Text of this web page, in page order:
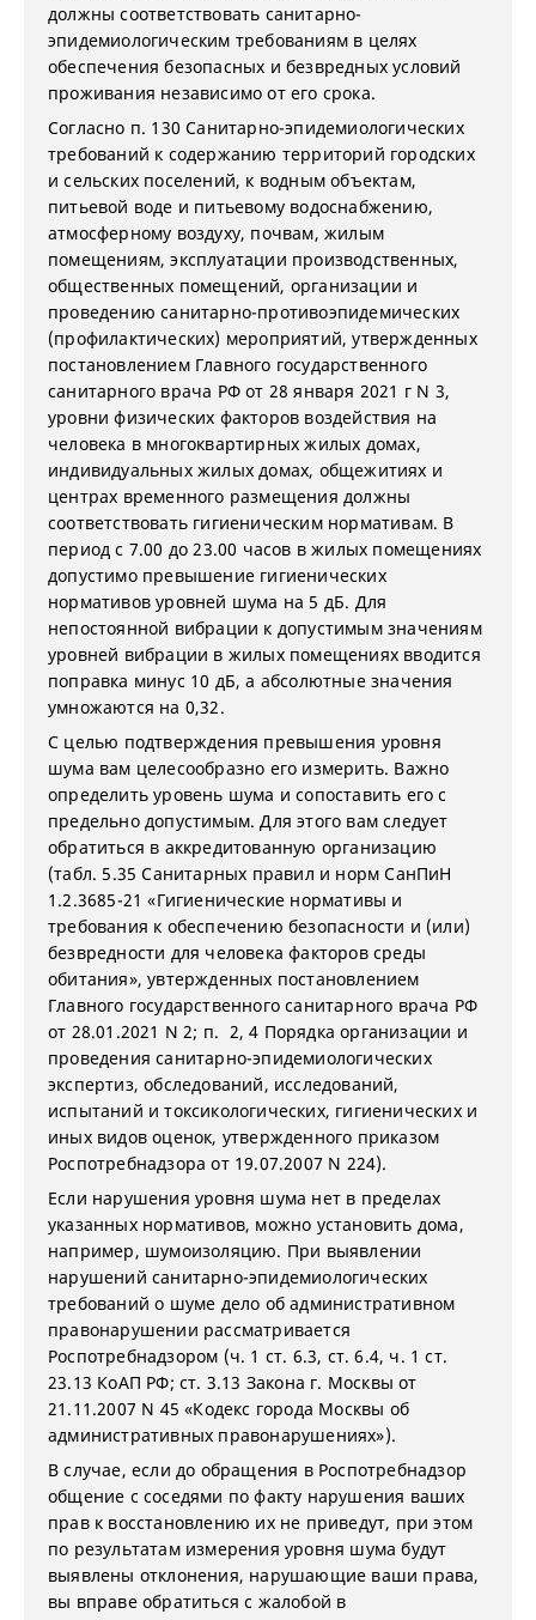
должны соответствовать санитарно-
эпидемиологическим требованиям в целях
обеспечения безопасных и безвредных условий
проживания независимо от его срока.
Согласно п. 130 Санитарно-эпидемиологических
требований к содержанию территорий городских
и сельских поселений, к водным объектам,
питьевой воде и питьевому водоснабжению,
атмосферному воздуху, почвам, жилым
помещениям, эксплуатации производственных,
общественных помещений, организации и
проведению санитарно-противоэпидемических
(профилактических) мероприятий, утвержденных
постановлением Главного государственного
санитарного врача РФ от 28 января 2021 г N 3,
уровни физических факторов воздействия на
человека в многоквартирных жилых домах,
индивидуальных жилых домах, общежитиях и
центрах временного размещения должны
соответствовать гигиеническим нормативам. В
период с 7.00 до 23.00 часов в жилых помещениях
допустимо превышение гигиенических
нормативов уровней шума на 5 дБ. Для
непостоянной вибрации к допустимым значениям
уровней вибрации в жилых помещениях вводится
поправка минус 10 дБ, а абсолютные значения
умножаются на 0,32.
С целью подтверждения превышения уровня
шума вам целесообразно его измерить. Важно
определить уровень шума и сопоставить его с
предельно допустимым. Для этого вам следует
обратиться в аккредитованную организацию
(табл. 5.35 Санитарных правил и норм СанПиН
1.2.3685-21 «Гигиенические нормативы и
требования к обеспечению безопасности и (или)
безвредности для человека факторов среды
обитания», увтержденных постановлением
Главного государственного санитарного врача РФ
от 28.01.2021 N 2; п. 2, 4 Порядка организации и
проведения санитарно-эпидемиологических
экспертиз, обследований, исследований,
испытаний и токсикологических, гигиенических и
иных видов оценок, утвержденного приказом
Роспотребнадзора от 19.07.2007 N 224).
Если нарушения уровня шума нет в пределах
указанных нормативов, можно установить дома,
например, шумоизоляцию. При выявлении
нарушений санитарно-эпидемиологических
требований о шуме дело об административном
правонарушении рассматривается
Роспотребнадзором (ч. 1 ст. 6.3, ст. 6.4, ч. 1 ст.
23.13 КоАП РФ; ст. 3.13 Закона г. Москвы от
21.11.2007 N 45 «Кодекс города Москвы об
административных правонарушениях»).
В случае, если до обращения в Роспотребнадзор
общение с соседями по факту нарушения ваших
прав к восстановлению их не приведут, при этом
по результатам измерения уровня шума будут
выявлены отклонения, нарушающие ваши права,
вы вправе обратиться с жалобой в